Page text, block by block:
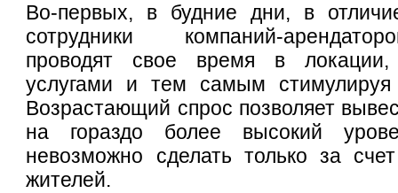
Во-первых, в будние дни, в
сотрудники компаний-
проводят свое время в локации,
услугами и тем самым стимулируя
Возрастающий спрос позволяет
на гораздо более высокий
невозможно сделать только за
жителей.